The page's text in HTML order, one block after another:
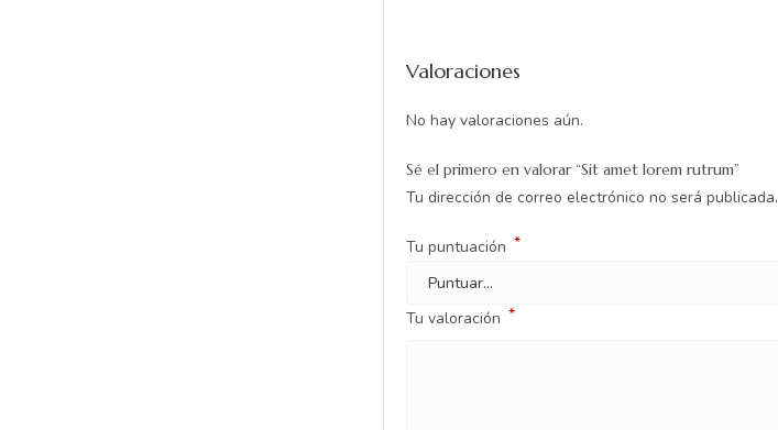
Valoraciones
No hay valoraciones aún.
Sé el primero en valorar “Sit amet lorem rutrum”
Tu dirección de correo electrónico no será publicada.
Tu puntuación *
Tu valoración *